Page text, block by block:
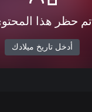
تم حظر هذا
أدخل تاريخ ميلادك